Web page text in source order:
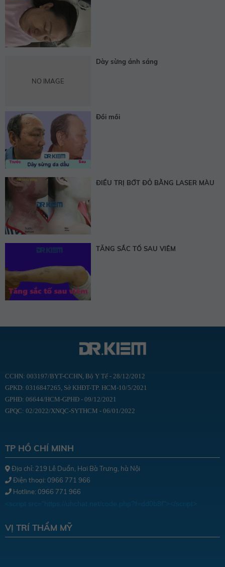
NO IMAGE
Dày sừng ánh sáng
Đồi mồi
ĐIỀU TRỊ BỚT ĐỎ BẰNG LASER MÀU
TĂNG SẮC TỐ SAU VIÊM
CCHN: 003197/BYT-CCHN, Bộ Y Tế - 28/12/2012
GPKD: 0316847265, Sở KHĐT-TP. HCM-10/5/2021
GPHĐ: 06644/HCM-GPHĐ - 09/12/2021
GPQC: 02/2022/XNQC-SYTHCM - 06/01/2022
TP HỒ CHÍ MINH
Địa chỉ: 219 Lê Duẩn, Hai Bà Trưng, hà Nội
Điện thoại: 0966 771 966
Hotline: 0966 771 966
<script src="https://uhchat.net/code.php?f=dd0b8f"></script>
VỊ TRÍ THẨM MỸ